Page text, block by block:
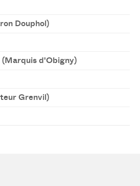
Douphol)
(Marquis d'Obigny)
Grenvil)